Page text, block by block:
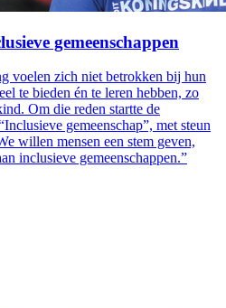
gemeenschappen
voelen zich niet betrokken bij hun
te bieden én te leren hebben, zo
Om die reden startte de
gemeenschap”, met steun
willen mensen een stem geven,
inclusieve gemeenschappen.”